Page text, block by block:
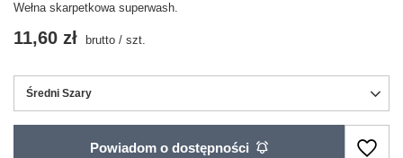
Wełna skarpetkowa superwash.
Średni Szary
11,60 zł brutto / szt.
Powiadom o dostępności